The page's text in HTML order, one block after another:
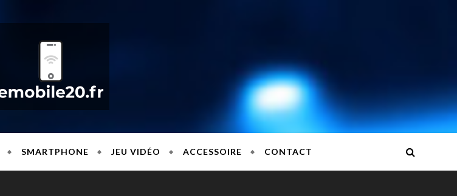
SMARTPHONE JEU VIDÉO ACCESSOIRE CONTACT